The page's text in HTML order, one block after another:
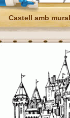
Castell amb